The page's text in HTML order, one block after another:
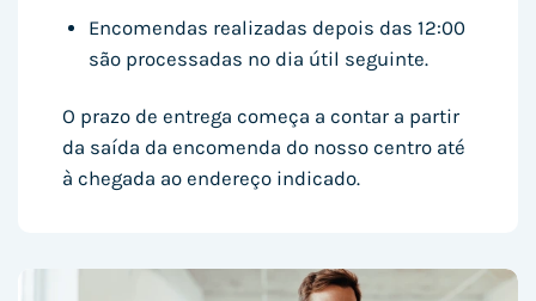
Encomendas realizadas depois das 12:00
são processadas no dia útil seguinte.
O prazo de entrega começa a contar a partir
da saída da encomenda do nosso centro até
à chegada ao endereço indicado.